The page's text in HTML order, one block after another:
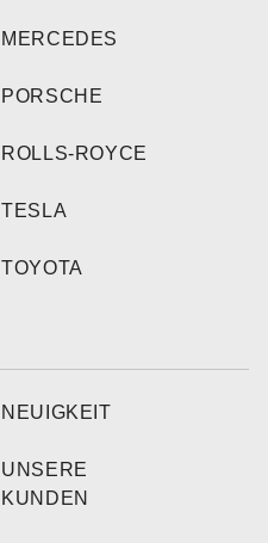
MERCEDES
PORSCHE
ROLLS-ROYCE
TESLA
TOYOTA
NEUIGKEIT
UNSERE
KUNDEN